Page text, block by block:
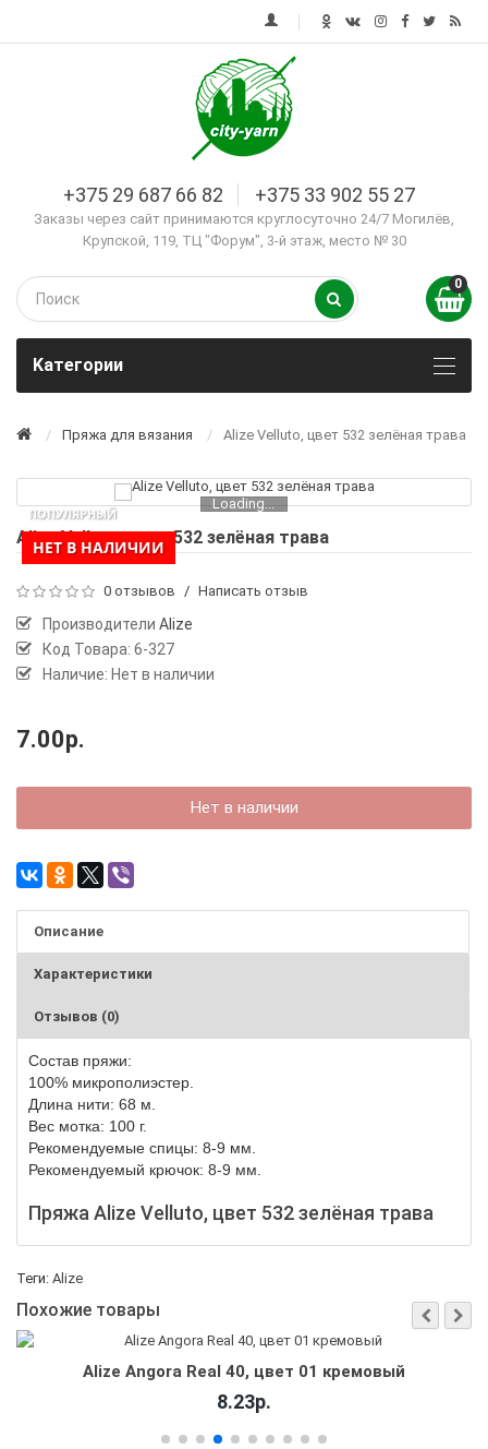
+375 29 687 66 82 +375 33 902 55 27
Заказы через сайт принимаются круглосуточно 24/7 Могилёв,
Крупской, 119, ТЦ "Форум", 3-й этаж, место № 30
0
Kатегории
Пряжа для вязания Alize Velluto, цвет 532 зелёная трава
ПОПУЛЯРНЫЙ
НЕТ В НАЛИЧИИ
Loading...
Alize Velluto, цвет 532 зелёная трава
0 отзывов / Написать отзыв
Производители Alize
Код Товара: 6-327
Наличие: Нет в наличии
7.00р.
Нет в наличии
Описание
Характеристики
Отзывов (0)
Состав пряжи:
100% микрополиэстер.
Длина нити: 68 м.
Вес мотка: 100 г.
Рекомендуемые спицы: 8-9 мм.
Рекомендуемый крючок: 8-9 мм.
Пряжа Alize Velluto, цвет 532 зелёная трава
Теги: Alize
Похожие товары
Alize Angora Real 40, цвет 01 кремовый
8.23р.